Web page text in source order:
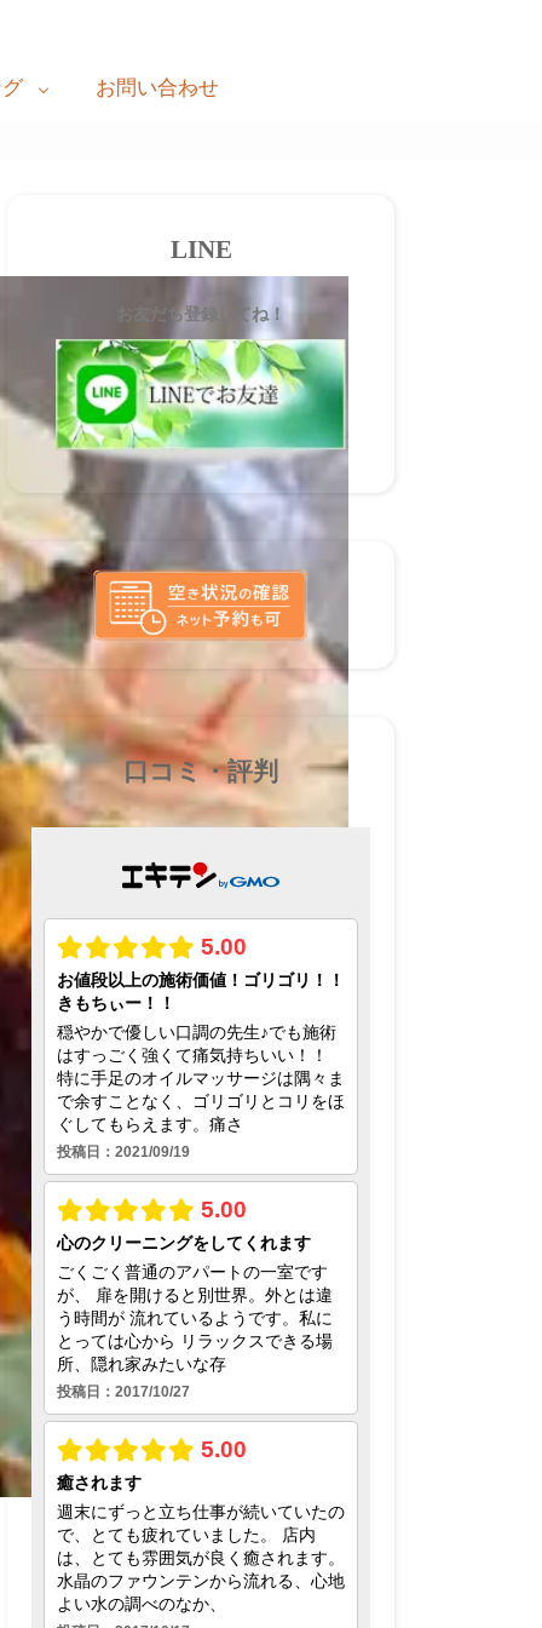
お問い合わせ
LINE
お友だち登録してね！
口コミ・評判